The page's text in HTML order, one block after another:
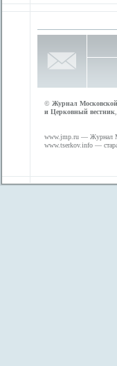
© Журнал
и Церковный вестник
www.jmp.ru — Журнал
www.tserkov.info —